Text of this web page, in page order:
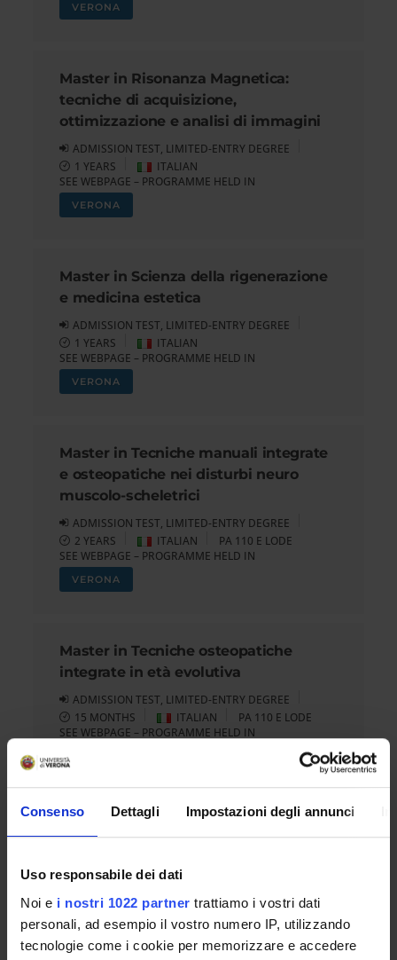
Consenso Dettagli Impostazioni degli annunci
Uso responsabile dei dati
Noi e i nostri 1022 partner trattiamo i vostri dati
personali, ad esempio il vostro numero IP, utilizzando
tecnologie come i cookie per memorizzare e accedere
VERONA
Master in Risonanza Magnetica:
tecniche di acquisizione,
ottimizzazione e analisi di immagini
ADMISSION TEST, LIMITED-ENTRY DEGREE
1 YEARS
ITALIAN
SEE WEBPAGE – PROGRAMME HELD IN
VERONA
Master in Scienza della rigenerazione
e medicina estetica
ADMISSION TEST, LIMITED-ENTRY DEGREE
1 YEARS
ITALIAN
SEE WEBPAGE – PROGRAMME HELD IN
VERONA
Master in Tecniche manuali integrate
e osteopatiche nei disturbi neuro
muscolo-scheletrici
ADMISSION TEST, LIMITED-ENTRY DEGREE
2 YEARS
ITALIAN
PA 110 E LODE
SEE WEBPAGE – PROGRAMME HELD IN
VERONA
Master in Tecniche osteopatiche
integrate in età evolutiva
ADMISSION TEST, LIMITED-ENTRY DEGREE
15 MONTHS
ITALIAN
PA 110 E LODE
SEE WEBPAGE – PROGRAMME HELD IN
neuropsychology
ADMISSION TEST, LIMITED-ENTRY DEGREE
SEE WEBPAGE – PROGRAMME HELD IN
VERONA